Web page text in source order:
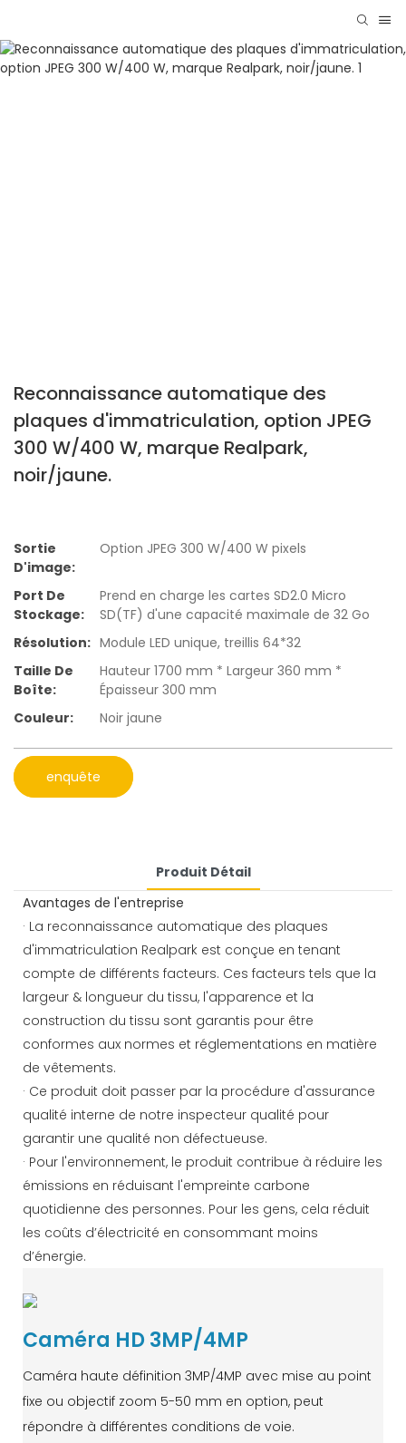
Reconnaissance automatique des
plaques d'immatriculation, option JPEG
300 W/400 W, marque Realpark,
noir/jaune.
Sortie
D'image:
Option JPEG 300 W/400 W pixels
Port De
Stockage:
Prend en charge les cartes SD2.0 Micro
SD(TF) d'une capacité maximale de 32 Go
Résolution: Module LED unique, treillis 64*32
Taille De
Boîte:
Hauteur 1700 mm * Largeur 360 mm *
Épaisseur 300 mm
Couleur:
Noir jaune
enquête
Produit Détail
Avantages de l'entreprise
· La reconnaissance automatique des plaques
d'immatriculation Realpark est conçue en tenant
compte de différents facteurs. Ces facteurs tels que la
largeur & longueur du tissu, l'apparence et la
construction du tissu sont garantis pour être
conformes aux normes et réglementations en matière
de vêtements.
· Ce produit doit passer par la procédure d'assurance
qualité interne de notre inspecteur qualité pour
garantir une qualité non défectueuse.
· Pour l'environnement, le produit contribue à réduire les
émissions en réduisant l'empreinte carbone
quotidienne des personnes. Pour les gens, cela réduit
les coûts d’électricité en consommant moins
d’énergie.
Caméra HD 3MP/4MP
Caméra haute définition 3MP/4MP avec mise au point
fixe ou objectif zoom 5-50 mm en option, peut
répondre à différentes conditions de voie.